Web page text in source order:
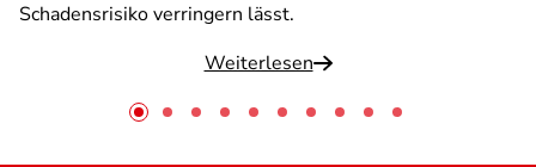
Schadensrisiko verringern lässt.
Weiterlesen